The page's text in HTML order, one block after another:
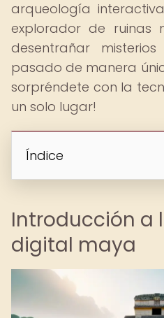
arqueología
explorador de ruinas
desentrañar
pasado de manera
sorpréndete con la
un solo lugar!
Índice
Introducción a
digital maya